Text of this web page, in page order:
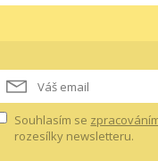
Souhlasím se
rozesílky newsletteru.